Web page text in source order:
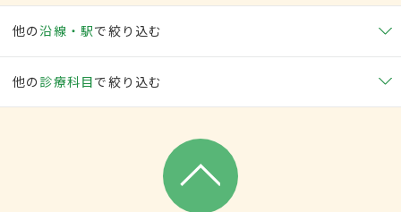
他の沿線・駅で絞り込む
他の 診療科目で絞り込む